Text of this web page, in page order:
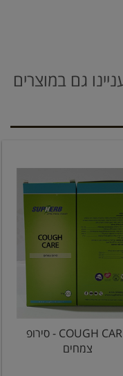
גם במוצרים
COUGH CARE - סירופ
צמחים